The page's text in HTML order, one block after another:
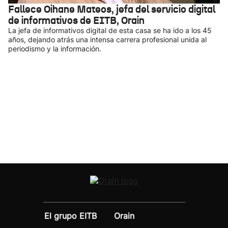
Fallece Oihane Mateos, jefa del servicio digital
de informativos de EITB, Orain
La jefa de informativos digital de esta casa se ha ido a los 45
años, dejando atrás una intensa carrera profesional unida al
periodismo y la información.
El grupo EITB
Orain